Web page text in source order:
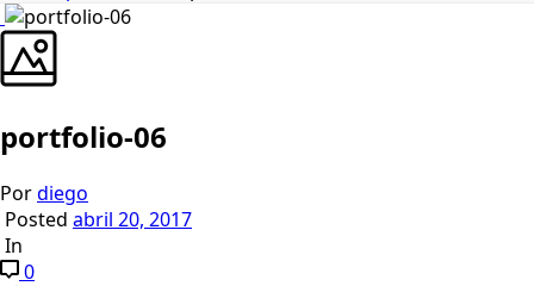
portfolio-06
Pordiego
Posted abril 20, 2017
In
0